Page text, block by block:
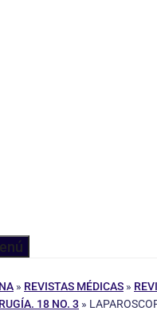
» REVISTAS MÉDICAS »
18 NO. 3 »